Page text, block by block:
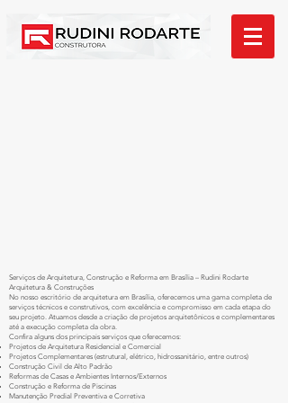
Serviços de Arquitetura, Construção e Reforma em Brasília – Rudini Rodarte
Arquitetura & Construções
No nosso escritório de arquitetura em Brasília, oferecemos uma gama completa de
serviços técnicos e construtivos, com excelência e compromisso em cada etapa do
seu projeto. Atuamos desde a criação de projetos arquitetônicos e complementares
até a execução completa da obra.
Confira alguns dos principais serviços que oferecemos:
Projetos de Arquitetura Residencial e Comercial
Projetos Complementares (estrutural, elétrico, hidrossanitário, entre outros)
Construção Civil de Alto Padrão
Reformas de Casas e Ambientes Internos/Externos
Construção e Reforma de Piscinas
Manutenção Predial Preventiva e Corretiva